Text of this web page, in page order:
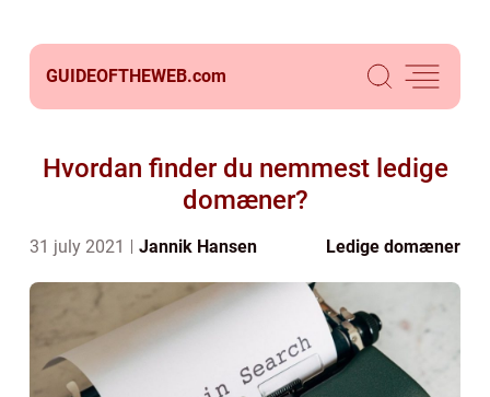
GUIDEOFTHEWEB.com
Hvordan finder du nemmest ledige
domæner?
31 july 2021 Jannik Hansen Ledige domæner